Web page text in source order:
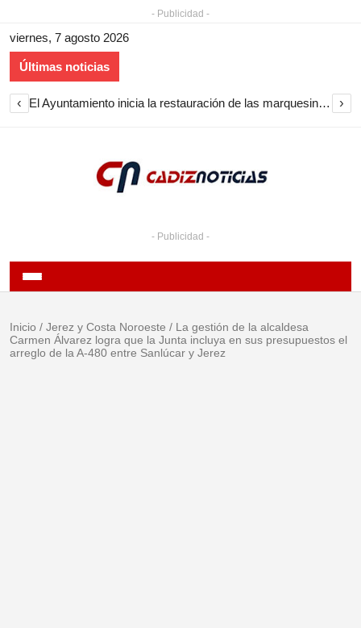
- Publicidad -
viernes, 7 agosto 2026
Últimas noticias
‹ El Ayuntamiento inicia la restauración de las marquesinas de Plaza Esteve para volver a instalarlas en el centro de Jerez ›
- Publicidad -
Inicio / Jerez y Costa Noroeste / La gestión de la alcaldesa
Carmen Álvarez logra que la Junta incluya en sus presupuestos el
arreglo de la A-480 entre Sanlúcar y Jerez